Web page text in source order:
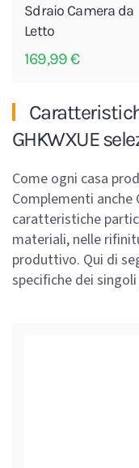
Sdraio Camera da
Letto
169,99€
GHKWXUE
Come ogni casa
Complementi anche
caratteristiche
materiali, nelle
produttivo. Qui di
specifiche dei